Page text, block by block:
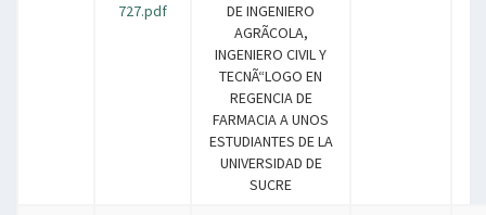
727.pdf
DE INGENIERO
AGRÃCOLA,
INGENIERO CIVIL Y
TECNÃ“LOGO EN
REGENCIA DE
FARMACIA A UNOS
ESTUDIANTES DE LA
UNIVERSIDAD DE
SUCRE